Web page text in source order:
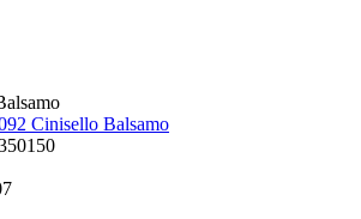
Cinisello Balsamo